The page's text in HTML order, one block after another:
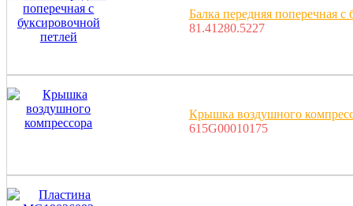
Балка передняя поперечная с
81.41280.5227
Крышка воздушного
615G00010175